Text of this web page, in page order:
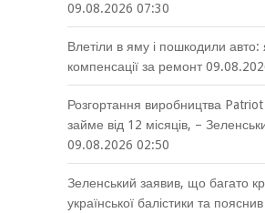
09.08.2026 07:30
Влетіли в яму і пошкодили авто:
компенсації за ремонт
Розгортання виробництва
займе від 12 місяців, –
09.08.2026 02:50
Зеленський заявив, що багато
української балістики та